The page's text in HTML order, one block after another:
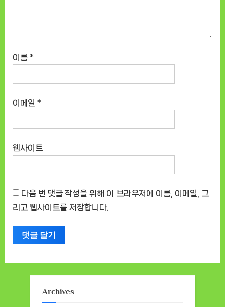
이름 *
이메일 *
웹사이트
다음 번 댓글 작성을 위해 이 브라우저에 이름, 이메일, 그
리고 웹사이트를 저장합니다.
Archives